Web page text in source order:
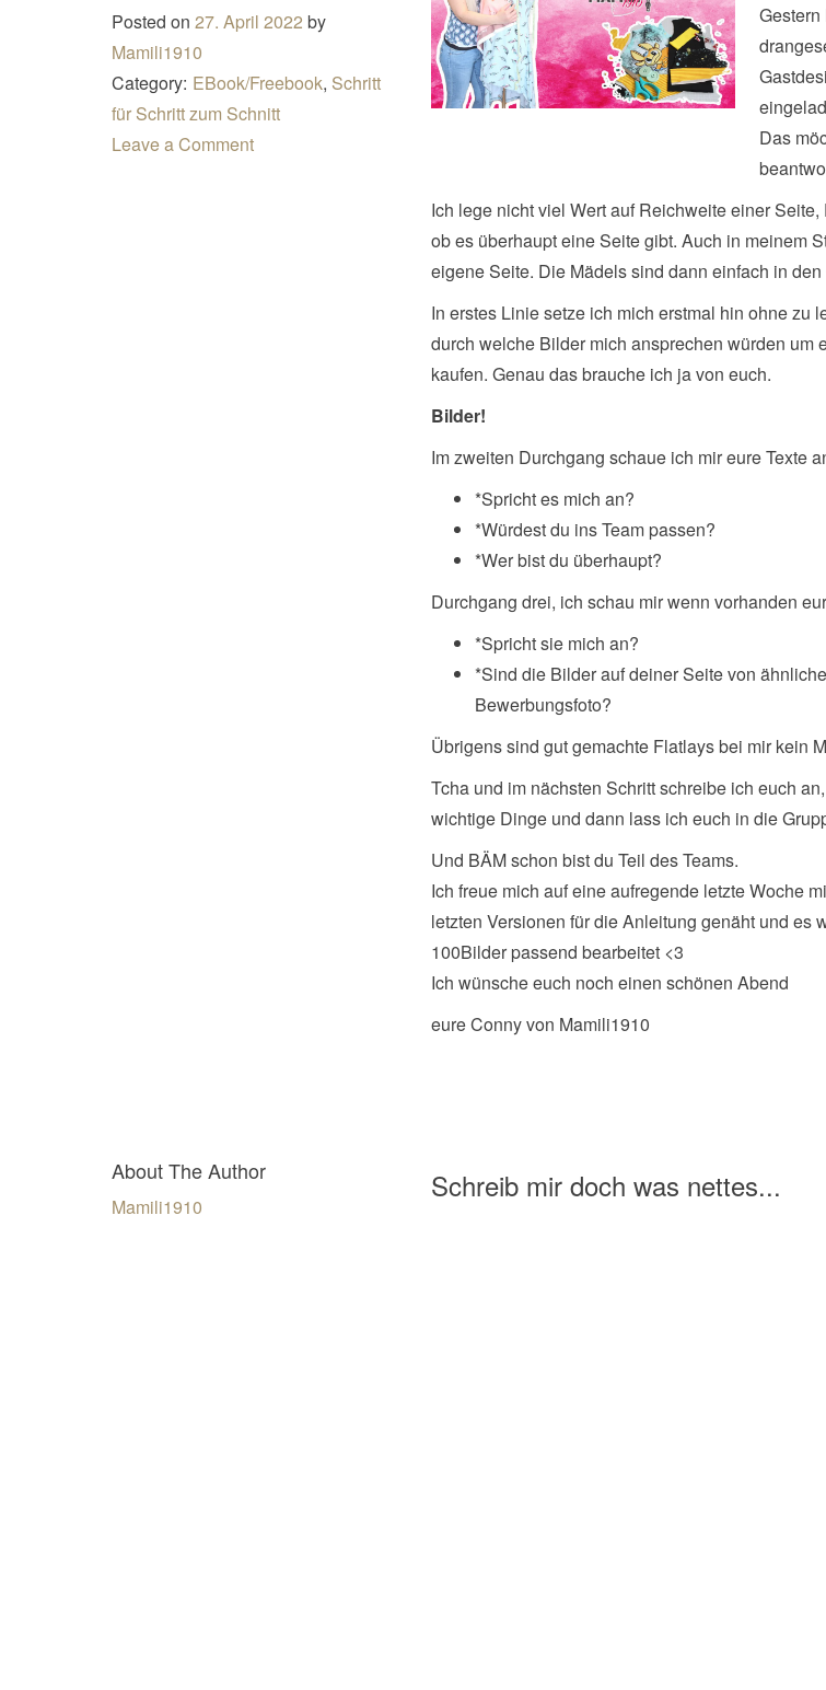
Posted on 27. April 2022 by
Mamili1910
Category: EBook/Freebook, Schritt
für Schritt zum Schnitt
Leave a Comment
Das
Ich lege nicht viel Wert auf Reichweite einer
ob es überhaupt eine Seite gibt. Auch in meinem
eigene Seite. Die Mädels sind dann einfach in den
In erstes Linie setze ich mich erstmal hin ohne zu
durch welche Bilder mich ansprechen würden um
kaufen. Genau das brauche ich ja von euch.
Bilder!
Im zweiten Durchgang schaue ich mir eure Texte
*Spricht es mich an?
*Würdest du ins Team passen?
*Wer bist du überhaupt?
Durchgang drei, ich schau mir wenn vorhanden
*Spricht sie mich an?
*Sind die Bilder auf deiner Seite von
Bewerbungsfoto?
Übrigens sind gut gemachte Flatlays bei mir kein
Tcha und im nächsten Schritt schreibe ich euch
wichtige Dinge und dann lass ich euch in die
Und BÄM schon bist du Teil des Teams.
Ich freue mich auf eine aufregende letzte Woche
letzten Versionen für die Anleitung genäht und es
100Bilder passend bearbeitet <3
Ich wünsche euch noch einen schönen Abend
eure Conny von Mamili1910
About The Author
Mamili1910
Schreib mir doch was nettes...